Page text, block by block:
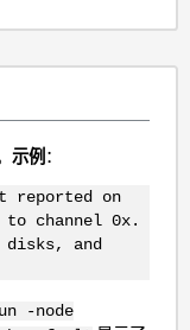
示例 ：
reported on
channel 0x.
disks, and
-node